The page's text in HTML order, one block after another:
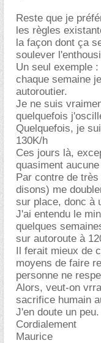
Reste que je
les règles
la façon dont ça
soulever
Un seul exemple :
chaque semaine
autoroutier.
Je ne suis
quelquefois
Quelquefois, je
130K/h
Ces jours là,
quasiment
Par contre de
disons) me
sur place, donc à
J'ai entendu le
quelques
sur autoroute à
Il ferait mieux de
moyens de faire
personne ne
Alors, veut-on
sacrifice humain
J'en doute un peu.
Cordialement
Maurice